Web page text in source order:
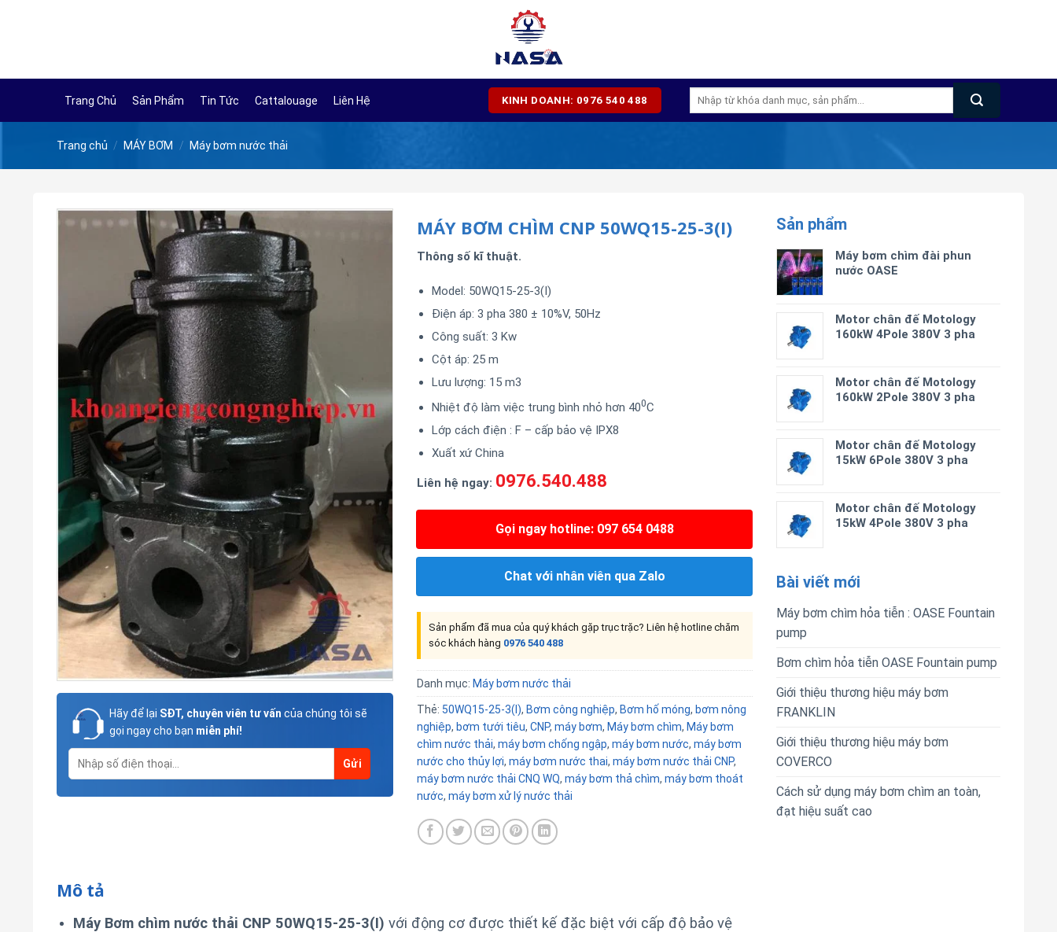
Trang Chủ Sản Phẩm Tin Tức Cattalouage Liên Hệ KINH DOANH: 0976 540 488
Tìm
kiếm:
Trang chủ / MÁY BƠM / Máy bơm nước thải
Sản phẩm
Máy bơm chìm đài phun
nước OASE
Motor chân đế Motology
160kW 4Pole 380V 3 pha
Motor chân đế Motology
160kW 2Pole 380V 3 pha
Motor chân đế Motology
15kW 6Pole 380V 3 pha
Motor chân đế Motology
15kW 4Pole 380V 3 pha
Bài viết mới
Máy bơm chìm hỏa tiễn : OASE Fountain
pump
Bơm chìm hỏa tiễn OASE Fountain pump
Giới thiệu thương hiệu máy bơm
FRANKLIN
Giới thiệu thương hiệu máy bơm
COVERCO
Cách sử dụng máy bơm chìm an toàn,
đạt hiệu suất cao
Hãy để lại SĐT, chuyên viên tư vấn của chúng tôi sẽ
gọi ngay cho bạn miễn phí!
MÁY BƠM CHÌM CNP 50WQ15-25-3(I)
Thông số kĩ thuật.
Model: 50WQ15-25-3(I)
Điện áp: 3 pha 380 ± 10%V, 50Hz
Công suất: 3 Kw
Cột áp: 25 m
Lưu lượng: 15 m3
Nhiệt độ làm việc trung bình nhỏ hơn 400C
Lớp cách điện : F – cấp bảo vệ IPX8
Xuất xứ China
Liên hệ ngay: 0976.540.488
Gọi ngay hotline: 097 654 0488
Chat với nhân viên qua Zalo
Sản phẩm đã mua của quý khách gặp trục trặc? Liên hệ hotline chăm
sóc khách hàng 0976 540 488
Danh mục: Máy bơm nước thải
Thẻ: 50WQ15-25-3(I), Bơm công nghiệp, Bơm hố móng, bơm nông
nghiệp, bơm tưới tiêu, CNP, máy bơm, Máy bơm chìm, Máy bơm
chìm nước thải, máy bơm chống ngập, máy bơm nước, máy bơm
nước cho thủy lợi, máy bơm nước thai, máy bơm nước thải CNP,
máy bơm nước thải CNQ WQ, máy bơm thả chìm, máy bơm thoát
nước, máy bơm xử lý nước thải
Mô tả
Máy Bơm chìm nước thải CNP 50WQ15-25-3(I) với động cơ được thiết kế đặc biệt với cấp độ bảo vệ